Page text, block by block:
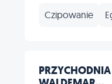
Czipowanie